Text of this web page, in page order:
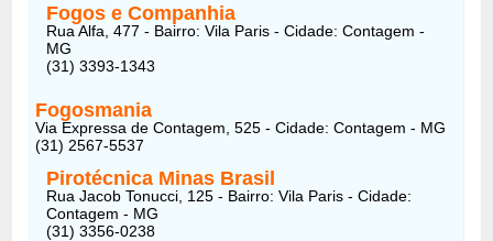
Fogos e Companhia
Rua Alfa, 477 - Bairro: Vila Paris - Cidade: Contagem -
MG
(31) 3393-1343
Fogosmania
Via Expressa de Contagem, 525 - Cidade: Contagem - MG
(31) 2567-5537
Pirotécnica Minas Brasil
Rua Jacob Tonucci, 125 - Bairro: Vila Paris - Cidade:
Contagem - MG
(31) 3356-0238